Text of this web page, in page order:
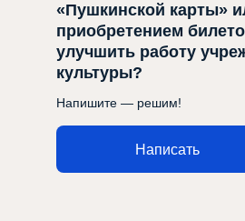
«Пушкинской карты»
приобретением
улучшить работу
культуры?
Напишите — решим!
Написать